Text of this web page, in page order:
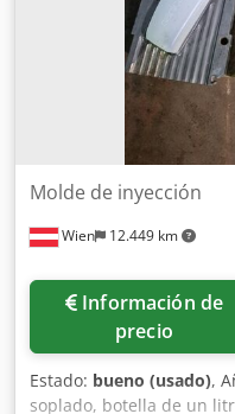
Wien 12.449 km
Molde de inyección
Información de
precio
Estado: bueno (usado),
soplado, botella de un